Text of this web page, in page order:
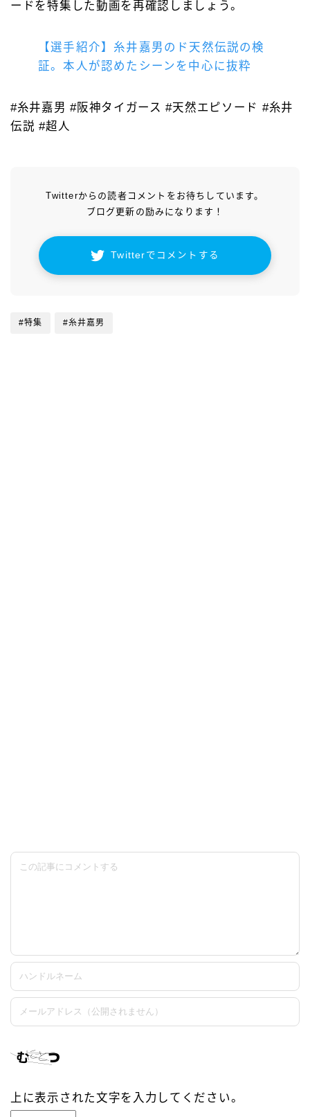
ードを特集した動画を再確認しましょう。
【選手紹介】糸井嘉男のド天然伝説の検
証。本人が認めたシーンを中心に抜粋
#糸井嘉男 #阪神タイガース #天然エピソード #糸井
伝説 #超人
Twitterからの読者コメントをお待ちしています。
ブログ更新の励みになります！
Twitterでコメントする
#特集 #糸井嘉男
上に表示された文字を入力してください。